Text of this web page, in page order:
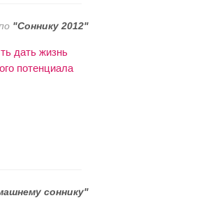
"Соннику 2012"
дать жизнь
потенциала
соннику"